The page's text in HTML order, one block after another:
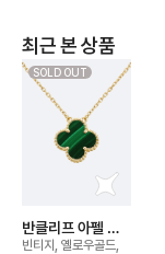
최근 본 상품
SOLD OUT
반클리프 아펠 알
함브라 네크리스
빈티지, 옐로우골드,